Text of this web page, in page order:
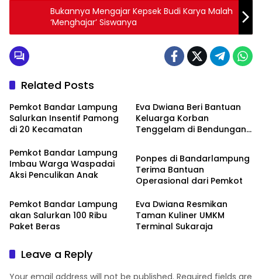
Bukannya Mengajar Kepsek Budi Karya Malah
‘Menghajar’ Siswanya
Related Posts
Pemkot Bandar Lampung
Salurkan Insentif Pamong
di 20 Kecamatan
Eva Dwiana Beri Bantuan
Keluarga Korban
Tenggelam di Bendungan
Pemkot Bandar Lampung
Imbau Warga Waspadai
Aksi Penculikan Anak
Bandarlampung
Ponpes di Bandarlampung
Terima Bantuan
Operasional dari Pemkot
Pemkot Bandar Lampung
akan Salurkan 100 Ribu
Paket Beras
Eva Dwiana Resmikan
Taman Kuliner UMKM
Terminal Sukaraja
Leave a Reply
Your email address will not be published. Required fields are